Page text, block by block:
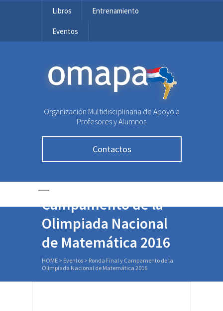
Libros Entrenamiento
Eventos
OMAPA
Organización Multidisciplinaria de Apoyo a
Profesores y Alumnos
Contactos
Ronda Final y
Campamento de la
Olimpiada Nacional
de Matemática 2016
HOME > Eventos > Ronda Final y Campamento de la
Olimpiada Nacional de Matemática 2016